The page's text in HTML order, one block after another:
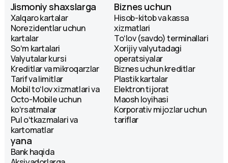
Jismoniy shaxslarga
Xalqaro kartalar
Norezidentlar uchun
kartalar
Soʻm kartalari
Valyutalar kursi
Kreditlar va mikroqarzlar
Tarif va limitlar
Mobil toʻlov xizmatlari va
Octo-Mobile uchun
koʻrsatmalar
Pul oʻtkazmalari va
kartomatlar
Biznes uchun
Hisob-kitob va kassa
xizmatlari
Toʻlov (savdo) terminallari
Xorijiy valyutadagi
operatsiyalar
Biznes uchun kreditlar
Plastik kartalar
Elektron tijorat
Maosh loyihasi
Korporativ mijozlar uchun
tariflar
yana
Bank haqida